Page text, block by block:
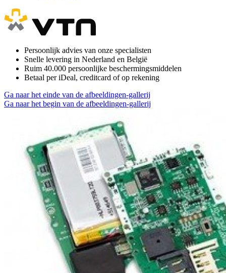
Persoonlijk advies van onze specialisten
Snelle levering in Nederland en België
Ruim 40.000 persoonlijke beschermingsmiddelen
Betaal per iDeal, creditcard of op rekening
Ga naar het einde van de afbeeldingen-gallerij
Ga naar het begin van de afbeeldingen-gallerij